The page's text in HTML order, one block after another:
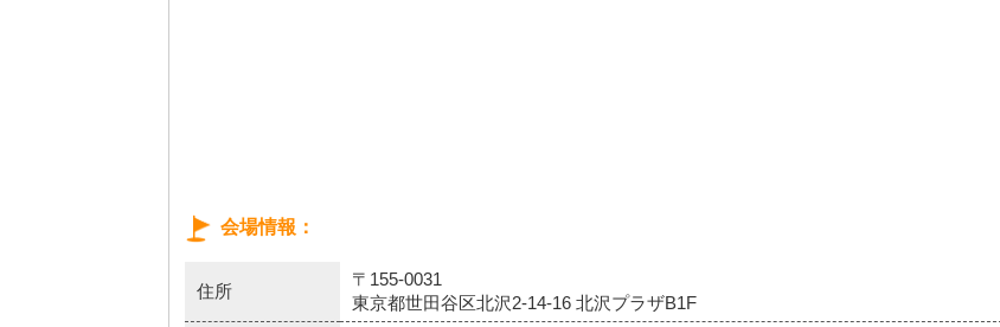
会場情報
住所
〒155-0031
東京都世田谷区北沢2-14-16 北沢プラザB1F